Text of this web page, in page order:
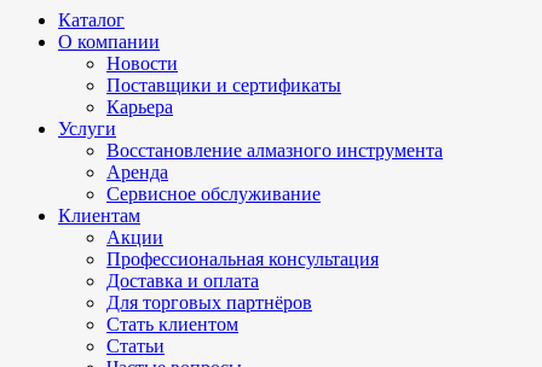
Каталог
О компании
Новости
Поставщики и сертификаты
Карьера
Услуги
Восстановление алмазного инструмента
Аренда
Сервисное обслуживание
Клиентам
Акции
Профессиональная консультация
Доставка и оплата
Для торговых партнёров
Стать клиентом
Статьи